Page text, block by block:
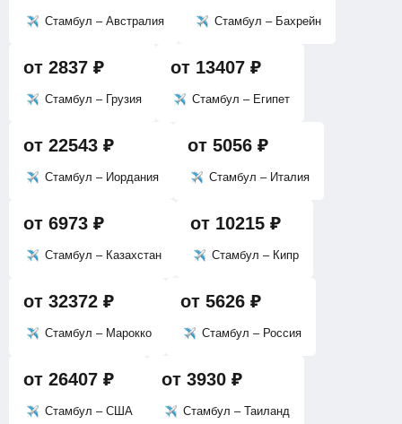
Стамбул – Австралия Стамбул – Бахрейн
от 2837 ₽
Стамбул – Грузия
от 13407 ₽
Стамбул – Египет
от 22543 ₽
Стамбул – Иордания
от 5056 ₽
Стамбул – Италия
от 6973 ₽
Стамбул – Казахстан
от 10215 ₽
Стамбул – Кипр
от 32372 ₽
Стамбул – Марокко
от 5626 ₽
Стамбул – Россия
от 26407 ₽
Стамбул – США
от 3930 ₽
Стамбул – Таиланд